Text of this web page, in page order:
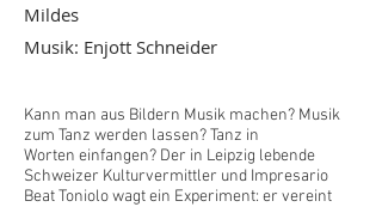
Mildes
Musik: Enjott Schneider
Kann man aus Bildern Musik machen? Musik
zum Tanz werden lassen? Tanz in
Worten einfangen? Der in Leipzig lebende
Schweizer Kulturvermittler und Impresario
Beat Toniolo wagt ein Experiment: er vereint